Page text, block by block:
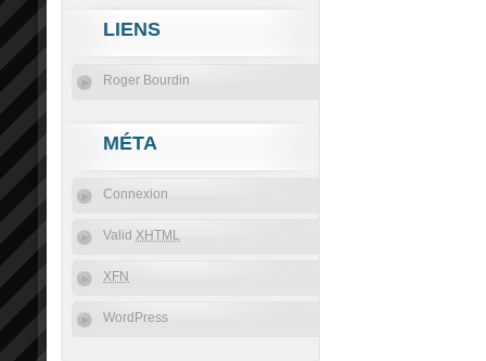
LIENS
Roger Bourdin
MÉTA
Connexion
Valid XHTML
XFN
WordPress